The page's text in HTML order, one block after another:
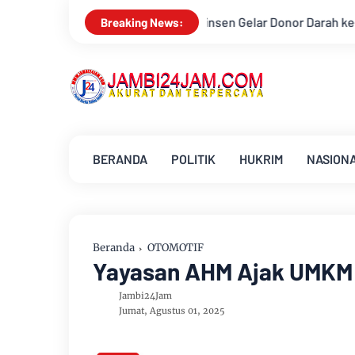
Breaking News:
Gelar Donor Darah ke-23 dalam Perayaan Anniversary
BERANDA POLITIK HUKRIM
Beranda OTOMOTIF
Yayasan AHM Ajak
Jambi24Jam
Jumat, Agustus 01, 2025